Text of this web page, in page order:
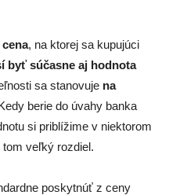
, na ktorej sa kupujúci
byť súčasne aj hodnota
sa stanovuje na
berie do úvahy banka
si priblížime v niektorom
veľký rozdiel.
poskytnúť z ceny